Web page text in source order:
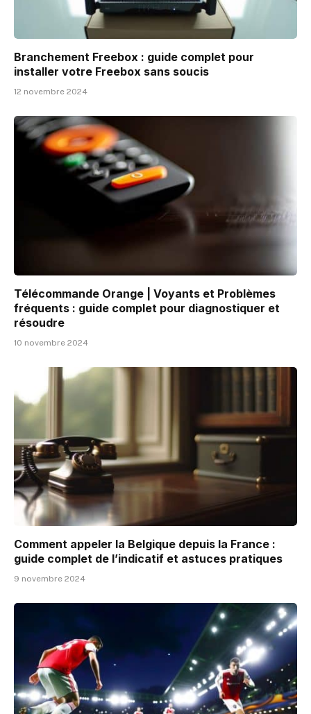
Branchement Freebox : guide complet pour
installer votre Freebox sans soucis
12 novembre 2024
Télécommande Orange | Voyants et Problèmes
fréquents : guide complet pour diagnostiquer et
résoudre
10 novembre 2024
Comment appeler la Belgique depuis la France :
guide complet de l’indicatif et astuces pratiques
9 novembre 2024